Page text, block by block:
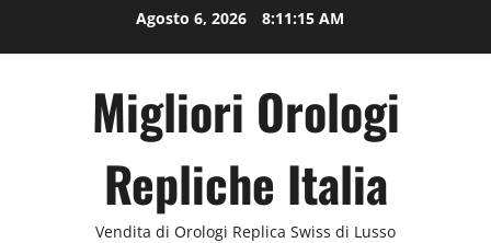
Agosto 6, 2026 8:11:16 AM
Migliori Orologi
Repliche Italia
Vendita di Orologi Replica Swiss di Lusso